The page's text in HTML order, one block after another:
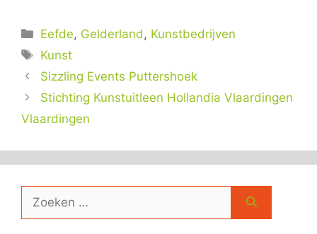
Categorieën
Eefde, Gelderland , Kunstbedrijven
Tags
Kunst
Sizzling Events Puttershoek
Stichting Kunstuitleen Hollandia Vlaardingen
Vlaardingen
naar: